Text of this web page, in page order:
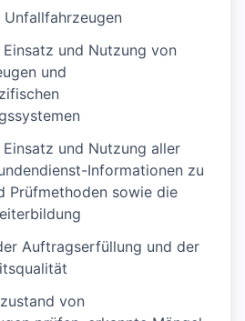
Unfallfahrzeugen
und Nutzung von
und
und Nutzung aller
Informationen zu
Prüfmethoden sowie die
Auftragserfüllung und der
von